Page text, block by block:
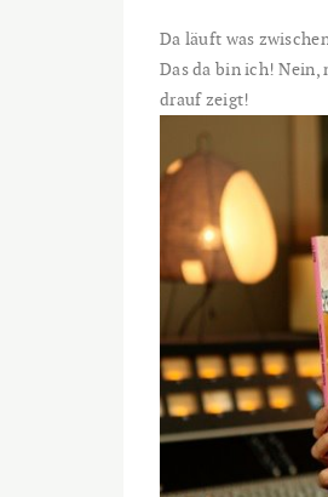
Da läuft was
Das da bin ich! Nein,
drauf zeigt!